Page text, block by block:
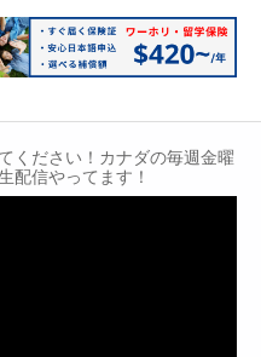
ください！カナダの毎週金曜
配信やってます！